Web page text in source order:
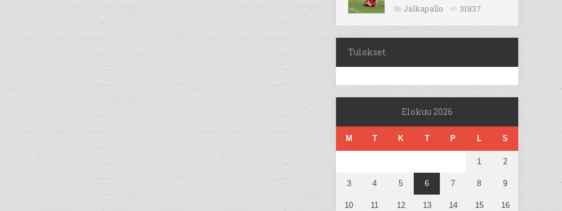
Jalkapallo 31837
Tulokset
Elokuu 2026
M T K T P L S
1 2
3 4 5 6 7 8 9
10 11 12 13 14 15 16